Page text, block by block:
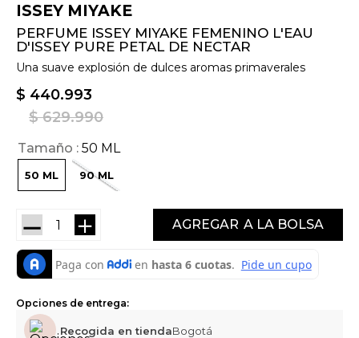
ISSEY MIYAKE
PERFUME ISSEY MIYAKE FEMENINO L'EAU
D'ISSEY PURE PETAL DE NECTAR
Una suave explosión de dulces aromas primaverales
$ 440.993
$ 629.990
Tamaño 50 ML
50 ML 90 ML
＋
－ AGREGAR
Opciones de entrega:
Recogida en tiendaBogotá